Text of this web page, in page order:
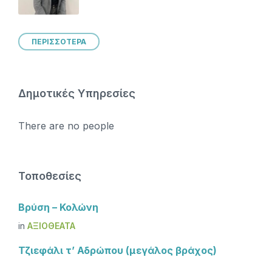
ΠΕΡΙΣΣΟΤΕΡΑ
Δημοτικές Υπηρεσίες
There are no people
Τοποθεσίες
Βρύση – Κολώνη
in ΑΞΙΟΘΈΑΤΑ
Τζιεφάλι τ’ Αδρώπου (μεγάλος βράχος)